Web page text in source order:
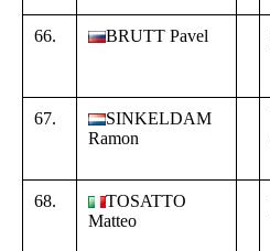
66. BRUTT Pavel
67.
SINKELDAM
Ramon
68.
TOSATTO
Matteo